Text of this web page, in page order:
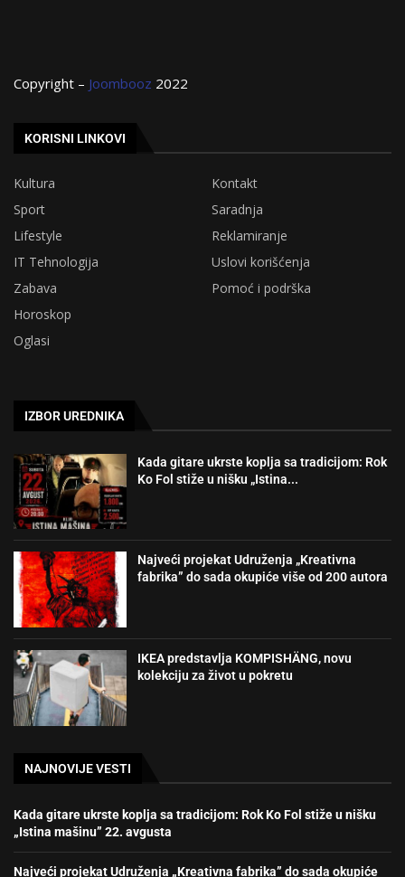
Copyright – Joombooz 2022
KORISNI LINKOVI
Kultura
Kontakt
Sport
Saradnja
Lifestyle
Reklamiranje
IT Tehnologija
Uslovi korišćenja
Zabava
Pomoć i podrška
Horoskop
Oglasi
IZBOR UREDNIKA
Kada gitare ukrste koplja sa tradicijom: Rok
Ko Fol stiže u nišku „Istina...
Najveći projekat Udruženja „Kreativna
fabrika” do sada okupiće više od 200 autora
IKEA predstavlja KOMPISHÄNG, novu
kolekciju za život u pokretu
NAJNOVIJE VESTI
Kada gitare ukrste koplja sa tradicijom: Rok Ko Fol stiže u nišku
„Istina mašinu” 22. avgusta
Najveći projekat Udruženja „Kreativna fabrika” do sada okupiće